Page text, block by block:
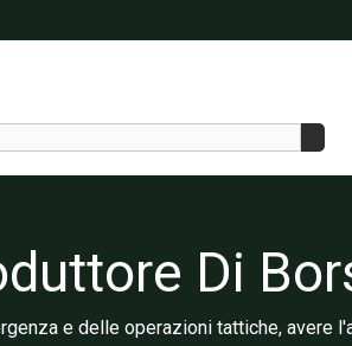
Di
e delle operazioni tattiche,